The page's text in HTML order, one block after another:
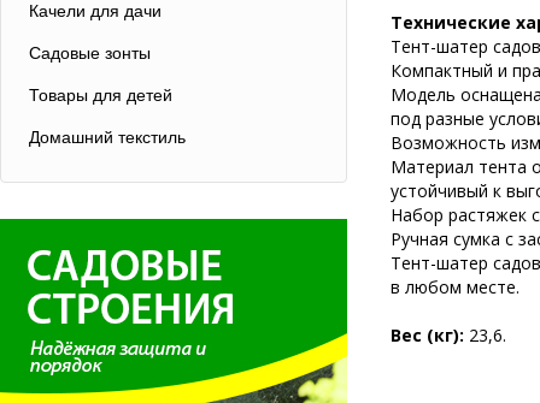
Качели для дачи
Садовые зонты
Товары для детей
Домашний текстиль
Технические
Тент-шатер
Компактный и
Модель
под разные
Возможность
Материал тента
устойчивый к
Набор растяжек
Ручная сумка с
Тент-шатер
в любом месте.
Вес (кг): 23,6.